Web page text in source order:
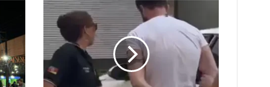
Dentista
é
preso
por
manter
mulher
em